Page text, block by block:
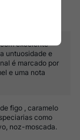
excelente
untuosidade e
é marcado por
e uma nota
figo , caramelo
como
noz-moscada.